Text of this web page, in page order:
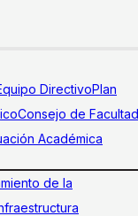
DirectivoPlan
Consejo de Facultad
Académica
de la